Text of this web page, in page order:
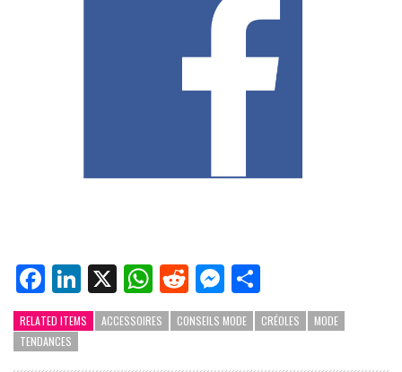
Facebook
LinkedIn
X WhatsApp
RedditMessenger
RELATED ITEMS ACCESSOIRES CONSEILS MODE CRÉOLES
MODE
TENDANCES